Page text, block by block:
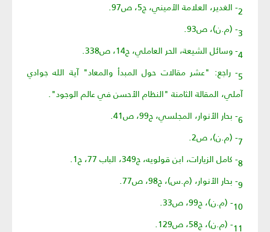
2- الغدير، العلامة الأميني، ج5، ص97.
3- (م.ن)، ص93.
4- وسائل الشيعة، الحر العاملي، ج14، ص338.
5- راجع: "عشر مقالات حول المبدأ والمعاد" آية الله جوادي
آملي، المقالة الثامنة "النظام الأحسن في عالم الوجود".
6- بحار الأنوار، المجلسي، ج99، ص41.
7- (م.ن)، ص2.
8- كامل الزيارات، ابن قولويه، ج349، الباب 77، ح1.
9- بحار الأنوار، (م.س)، ج98، ص77.
10- (م.ن)، ج99، ص33.
11- (م.ن)، ج58، ص129.